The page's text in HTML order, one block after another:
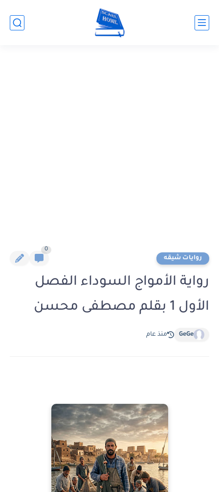
روايات شيقه
0
رواية الأمواج السوداء الفصل
الأول 1 بقلم مصطفى محسن
GeGe منذ عام